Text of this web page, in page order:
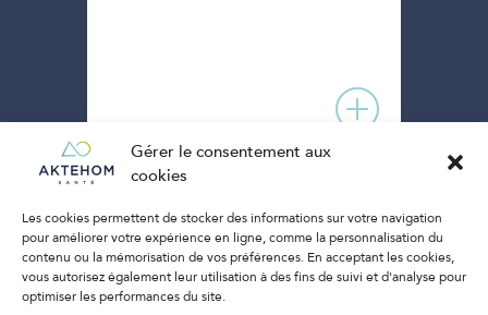
Gérer le consentement aux
cookies
Les cookies permettent de stocker des informations sur votre navigation
pour améliorer votre expérience en ligne, comme la personnalisation du
contenu ou la mémorisation de vos préférences. En acceptant les cookies,
vous autorisez également leur utilisation à des fins de suivi et d'analyse pour
optimiser les performances du site.